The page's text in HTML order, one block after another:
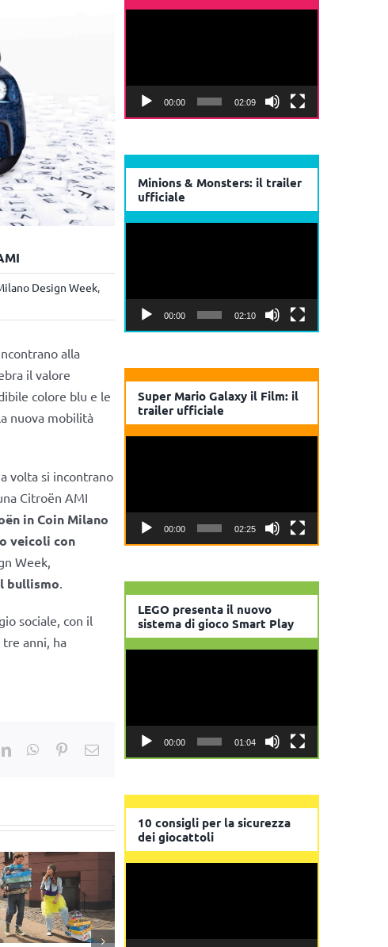
Design Week,
alla
il valore
colore blu e le
nuova mobilità
volta si incontrano
Citroën AMI
in Coin Milano
veicoli con
Week,
bullismo
sociale, con il
anni, ha
LinkedInWhatsApp
PinterestEmail
00:00 02:09
Minions & Monsters: il trailer
ufficiale
00:00 02:10
Super Mario Galaxy il Film: il
trailer ufficiale
00:00 02:25
LEGO presenta il nuovo
sistema di gioco Smart Play
00:00 01:04
10 consigli per la sicurezza
dei giocattoli